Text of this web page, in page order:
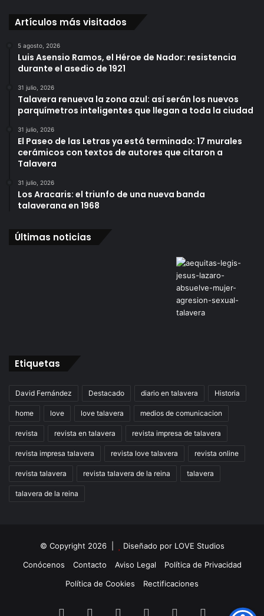
Artículos más visitados
5 agosto, 2026
Luis Asensio Ramos, el Héroe de Nador: resistencia
durante el asedio de 1921
31 julio, 2026
Talavera renueva la zona azul: así serán los nuevos
parquímetros inteligentes que llegan a toda la ciudad
31 julio, 2026
El Paseo de las Letras ya está terminado: 17 murales
cerámicos con textos de autores que citaron a
Talavera
31 julio, 2026
Los Aracaris: el triunfo de una nueva banda
talaverana en 1968
Últimas noticias
Etiquetas
David Fernández Destacado diario en talavera Historia
home love love talavera medios de comunicacion
revista revista en talavera revista impresa de talavera
revista impresa talavera revista love talavera revista online
revista talavera revista talavera de la reina talavera
talavera de la reina
© Copyright 2026 | Diseñado por LOVE Studios
Conócenos
Contacto Aviso Legal
Política de Privacidad
Política de Cookies
Rectificaciones
Facebook LinkedInInstagramTikTok